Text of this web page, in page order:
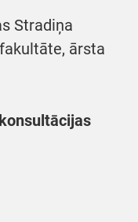
Stradiņa
ārsta